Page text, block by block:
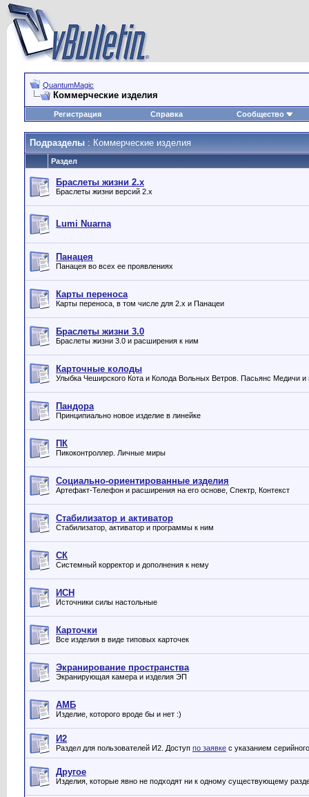
QuantumMagic
Коммерческие изделия
Регистрация Справка Сообщество
Подразделы : Коммерческие изделия
Раздел
Браслеты жизни 2.x
Браслеты жизни версий 2.x
Lumi Nuarna
Панацея
Панацея во всех ее проявлениях
Карты переноса
Карты переноса, в том числе для 2.х и Панацеи
Браслеты жизни 3.0
Браслеты жизни 3.0 и расширения к ним
Карточные колоды
Улыбка Чеширского Кота и Колода Вольных Ветров. Пасьянс Медичи и
Пандора
Принципиально новое изделие в линейке
ПК
Пикоконтроллер. Личные миры
Социально-ориентированные изделия
Артефакт-Телефон и расширения на его основе, Спектр, Контекст
Стабилизатор и активатор
Стабилизатор, активатор и программы к ним
СК
Системный корректор и дополнения к нему
ИСН
Источники силы настольные
Карточки
Все изделия в виде типовых карточек
Экранирование пространства
Экранирующая камера и изделия ЭП
АМБ
Изделие, которого вроде бы и нет :)
И2
Раздел для пользователей И2. Доступ по заявке с указанием
Другое
Изделия, которые явно не подходят ни к одному существующему